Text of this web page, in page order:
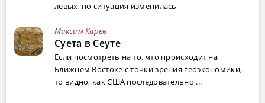
левых, но ситуация изменилась
Максим Карев
Суета в Сеуте
Если посмотреть на то, что происходит на
Ближнем Востоке с точки зрения геоэкономики,
то видно, как США последовательно ...